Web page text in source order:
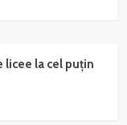
licee la cel puțin